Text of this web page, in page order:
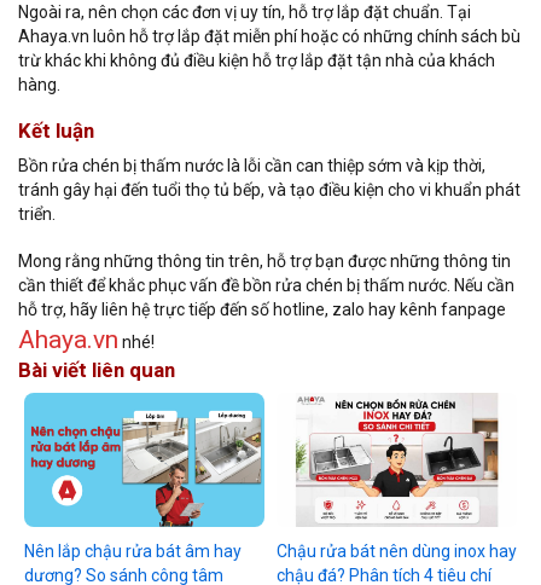
Ngoài ra, nên chọn các đơn vị uy tín, hỗ trợ lắp đặt chuẩn. Tại
Ahaya.vn luôn hỗ trợ lắp đặt miễn phí hoặc có những chính sách bù
trừ khác khi không đủ điều kiện hỗ trợ lắp đặt tận nhà của khách
hàng.
Kết luận
Bồn rửa chén bị thấm nước là lỗi cần can thiệp sớm và kịp thời,
tránh gây hại đến tuổi thọ tủ bếp, và tạo điều kiện cho vi khuẩn phát
triển.
Mong rằng những thông tin trên, hỗ trợ bạn được những thông tin
cần thiết để khắc phục vấn đề bồn rửa chén bị thấm nước. Nếu cần
hỗ trợ, hãy liên hệ trực tiếp đến số hotline, zalo hay kênh fanpage
Ahaya.vn nhé!
Bài viết liên quan
Nên lắp chậu rửa bát âm hay
dương? So sánh công tâm
Chậu rửa bát nên dùng inox hay
chậu đá? Phân tích 4 tiêu chí